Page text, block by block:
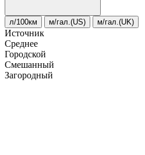
л/100км м/гал.(US) м/гал.(UK)
Источник
Среднее
Городской
Смешанный
Загородный